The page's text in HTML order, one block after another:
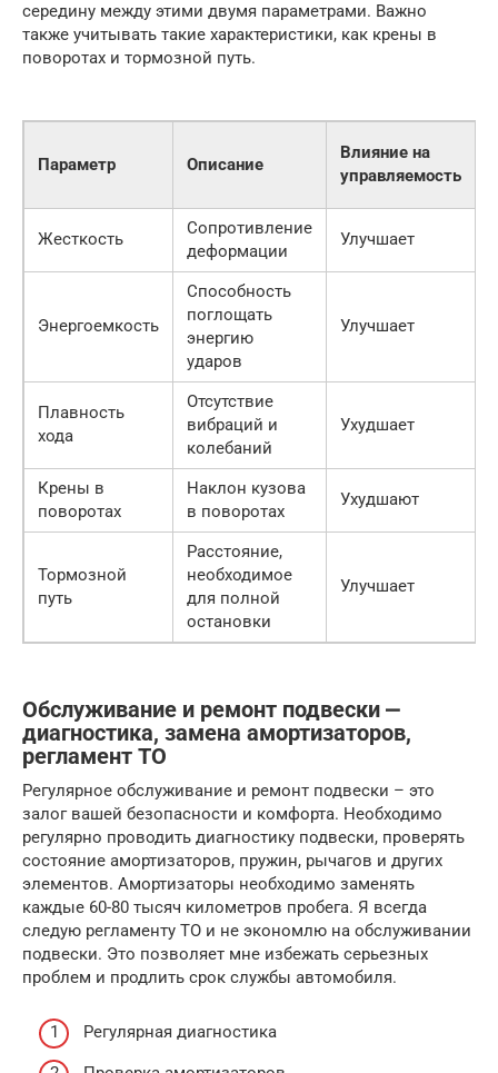
середину между этими двумя параметрами. Важно
также учитывать такие характеристики, как крены в
поворотах и тормозной путь.
Параметр Описание
Влияние на
управляемость
Жесткость
Сопротивление
деформации
Улучшает
Энергоемкость
Способность
поглощать
энергию
ударов
Улучшает
Плавность
хода
Отсутствие
вибраций и
колебаний
Ухудшает
Крены в
поворотах
Наклон кузова
в поворотах
Ухудшают
Тормозной
путь
Расстояние,
необходимое
для полной
остановки
Улучшает
Обслуживание и ремонт подвески ⎼
диагностика, замена амортизаторов,
регламент ТО
Регулярное обслуживание и ремонт подвески – это
залог вашей безопасности и комфорта. Необходимо
регулярно проводить диагностику подвески, проверять
состояние амортизаторов, пружин, рычагов и других
элементов. Амортизаторы необходимо заменять
каждые 60-80 тысяч километров пробега. Я всегда
следую регламенту ТО и не экономлю на обслуживании
подвески. Это позволяет мне избежать серьезных
проблем и продлить срок службы автомобиля.
Регулярная диагностика